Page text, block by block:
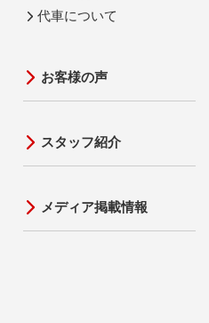
代車について
お客様の声
スタッフ紹介
メディア掲載情報